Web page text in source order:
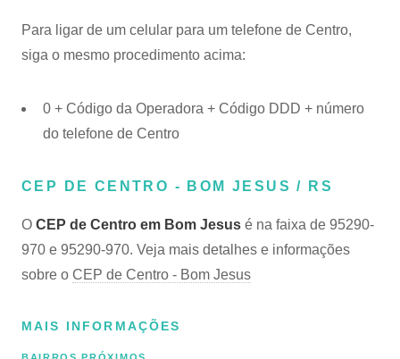
Para ligar de um celular para um telefone de Centro,
siga o mesmo procedimento acima:
0 + Código da Operadora + Código DDD + número
do telefone de Centro
CEP DE CENTRO - BOM JESUS / RS
O CEP de Centro em Bom Jesus é na faixa de 95290-
970 e 95290-970. Veja mais detalhes e informações
sobre o CEP de Centro - Bom Jesus
MAIS INFORMAÇÕES